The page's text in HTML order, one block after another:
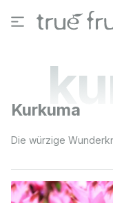
Zum Hauptinhalt
Kurkuma
Die würzige